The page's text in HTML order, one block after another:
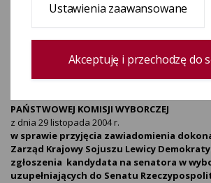
uzupełniających do
Rzeczypospol
PAŃSTWOWEJ KOMISJI WYBORCZEJ
z dnia 29 listopada 2004 r.
w sprawie przyjęcia zawiadomienia
Zarząd Krajowy Sojuszu Lewicy
zgłoszenia kandydata na senatora w
uzupełniających do Senatu
Ustawienia zaawansowane
Akceptuję i przechodzę do